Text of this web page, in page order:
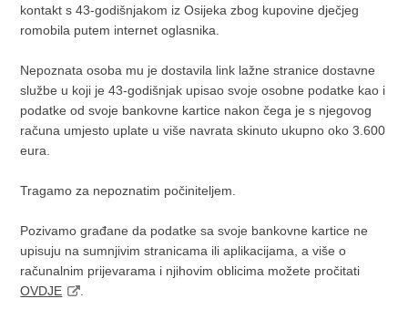
kontakt s 43-godišnjakom iz Osijeka zbog kupovine dječjeg
romobila putem internet oglasnika.
Nepoznata osoba mu je dostavila link lažne stranice dostavne
službe u koji je 43-godišnjak upisao svoje osobne podatke kao i
podatke od svoje bankovne kartice nakon čega je s njegovog
računa umjesto uplate u više navrata skinuto ukupno oko 3.600
eura.
Tragamo za nepoznatim počiniteljem.
Pozivamo građane da podatke sa svoje bankovne kartice ne
upisuju na sumnjivim stranicama ili aplikacijama, a više o
računalnim prijevarama i njihovim oblicima možete pročitati
OVDJE